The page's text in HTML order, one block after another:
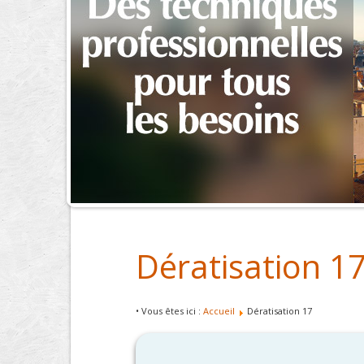
Dératisation
• Vous êtes ici : Accueil Dératisation 17